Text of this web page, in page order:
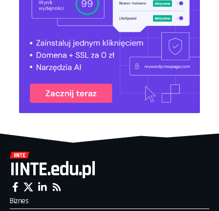
IINTE.edu.pl
Biznes